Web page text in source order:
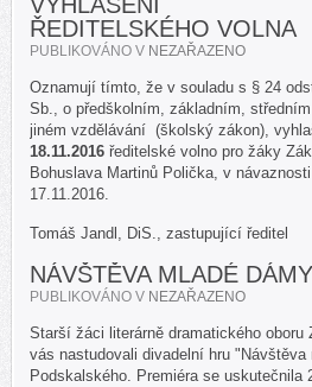
VYHLÁŠENÍ
ŘEDITELSKÉHO VOLNA
PUBLIKOVÁNO V NEZAŘAZENO
Oznamují tímto, že v souladu s § 24
Sb., o předškolním, základním,
jiném vzdělávání (školský zákon),
18.11.2016 ředitelské volno pro žáky
Bohuslava Martinů Polička, v
17.11.2016.
Tomáš Jandl, DiS., zastupující ředitel
NÁVŠTĚVA MLADÉ DÁMY
PUBLIKOVÁNO V NEZAŘAZENO
Starší žáci literárně dramatického oboru
vás nastudovali divadelní hru "Návštěva
Podskalského. Premiéra se uskutečnila